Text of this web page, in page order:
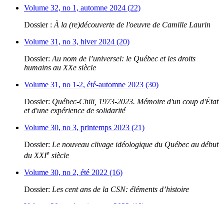
Volume 32, no 1, automne 2024 (22)
Dossier : À la (re)découverte de l'oeuvre de Camille Laurin
Volume 31, no 3, hiver 2024 (20)
Dossier: Au nom de l’universel: le Québec et les droits
humains au XXe siècle
Volume 31, no 1-2, été-automne 2023 (30)
Dossier: Québec-Chili, 1973-2023. Mémoire d'un coup d'État
et d'une expérience de solidarité
Volume 30, no 3, printemps 2023 (21)
Dossier: Le nouveau clivage idéologique du Québec au début
du XXIe siècle
Volume 30, no 2, été 2022 (16)
Dossier: Les cent ans de la CSN: éléments d’histoire